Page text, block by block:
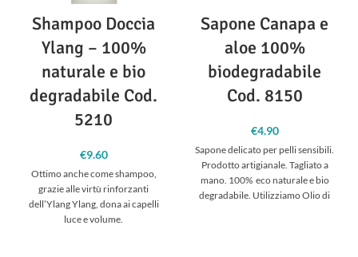
Shampoo Doccia
Ylang – 100%
naturale e bio
degradabile Cod.
5210
€9.60
Ottimo anche come shampoo,
grazie alle virtù rinforzanti
dell’Ylang Ylang, dona ai capelli
luce e volume.
Sapone Canapa e
aloe 100%
biodegradabile
Cod. 8150
€4.90
Sapone delicato per pelli sensibili.
Prodotto artigianale. Tagliato a
mano. 100% eco naturale e bio
degradabile. Utilizziamo Olio di